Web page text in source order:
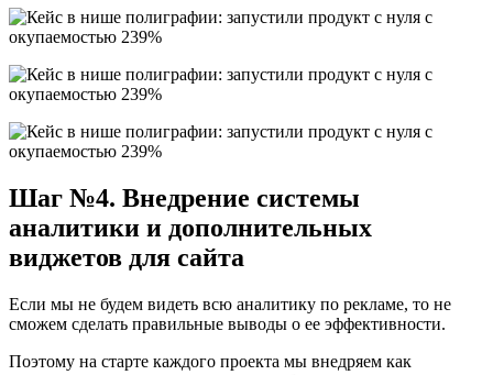
Шаг №4. Внедрение системы
аналитики и дополнительных
виджетов для сайта
Если мы не будем видеть всю аналитику по рекламе, то не
сможем сделать правильные выводы о ее эффективности.
Поэтому на старте каждого проекта мы внедряем как